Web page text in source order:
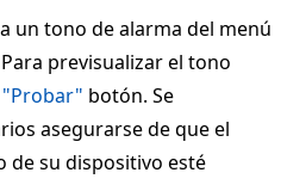
un tono de alarma del menú
previsualizar el tono
"Probar" botón. Se
asegurarse de que el
de su dispositivo esté